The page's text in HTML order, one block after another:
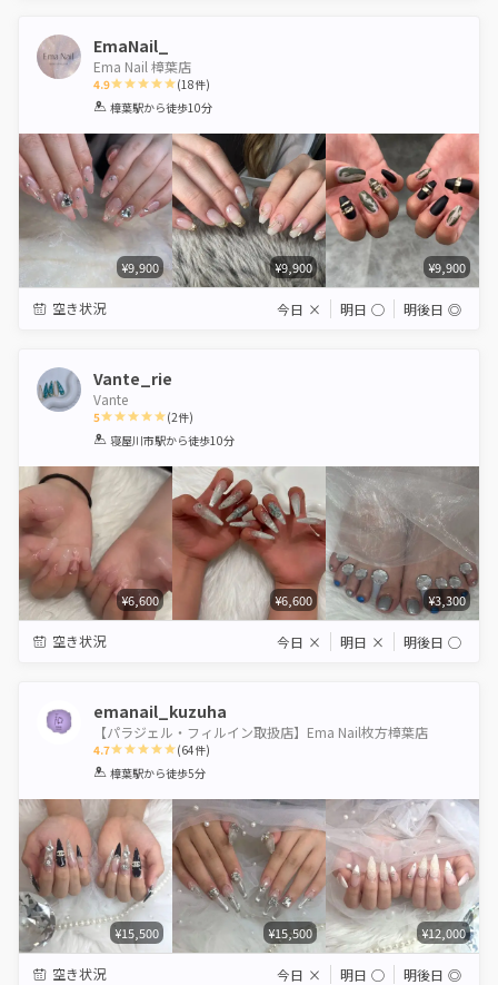
EmaNail_
Ema Nail 樟葉店
4.9
1 2 3 4 5
(18件)
樟葉駅から徒歩10分
¥9,900 ¥9,900 ¥9,900
空き状況 今日 × 明日 ◯ 明後日 ◎
Vante_rie
Vante
5
1 2 3 4 5
(2件)
寝屋川市駅から徒歩10分
¥6,600 ¥6,600 ¥3,300
空き状況 今日 × 明日 × 明後日 ◯
emanail_kuzuha
【パラジェル・フィルイン取扱店】Ema Nail枚方樟葉店
4.7
1 2 3 4 5
(64件)
樟葉駅から徒歩5分
¥15,500 ¥15,500 ¥12,000
空き状況 今日 × 明日 ◯ 明後日 ◎